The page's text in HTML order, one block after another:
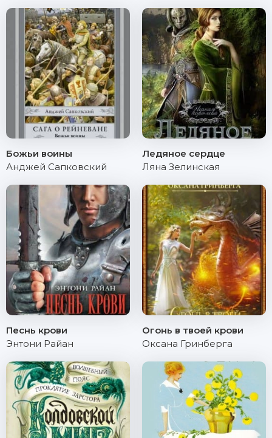
Божьи воины
Анджей Сапковский
Ледяное сердце
Ляна Зелинская
Песнь крови
Энтони Райан
Огонь в твоей крови
Оксана Гринберга